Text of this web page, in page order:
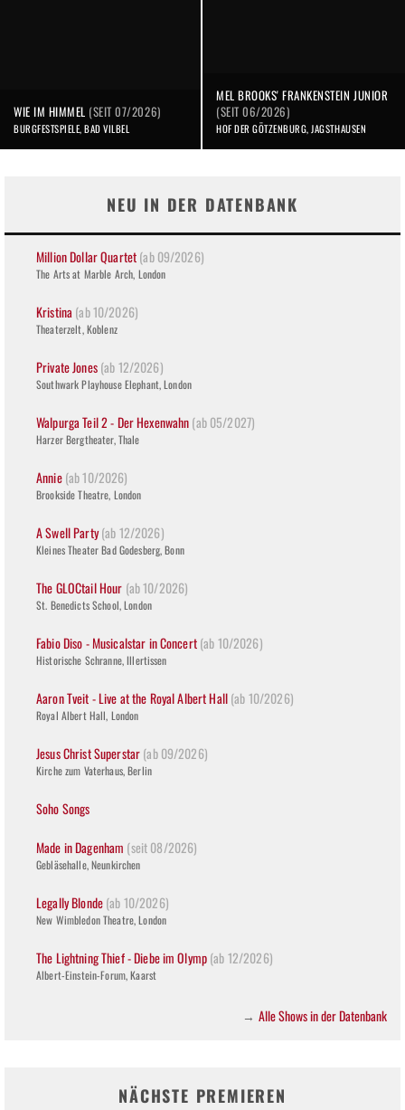
WIE IM HIMMEL (SEIT 07/2026)
BURGFESTSPIELE, BAD VILBEL
MEL BROOKS' FRANKENSTEIN JUNIOR
(SEIT 06/2026)
HOF DER GÖTZENBURG, JAGSTHAUSEN
NEU IN DER DATENBANK
Million Dollar Quartet(ab 09/2026)
The Arts at Marble Arch, London
Kristina (ab 10/2026)
Theaterzelt, Koblenz
Private Jones(ab 12/2026)
Southwark Playhouse Elephant, London
Walpurga Teil 2 - Der Hexenwahn(ab 05/2027)
Harzer Bergtheater, Thale
Annie(ab 10/2026)
Brookside Theatre, London
A Swell Party(ab 12/2026)
Kleines Theater Bad Godesberg, Bonn
The GLOCtail Hour (ab 10/2026)
St. Benedicts School, London
Fabio Diso - Musicalstar in Concert(ab 10/2026)
Historische Schranne, Illertissen
Aaron Tveit - Live at the Royal Albert Hall(ab 10/2026)
Royal Albert Hall, London
Jesus Christ Superstar(ab 09/2026)
Kirche zum Vaterhaus, Berlin
Soho Songs
Made in Dagenham (seit 08/2026)
Gebläsehalle, Neunkirchen
Legally Blonde(ab 10/2026)
New Wimbledon Theatre, London
The Lightning Thief - Diebe im Olymp(ab 12/2026)
Albert-Einstein-Forum, Kaarst
→ Alle Shows in der Datenbank
NÄCHSTE PREMIEREN